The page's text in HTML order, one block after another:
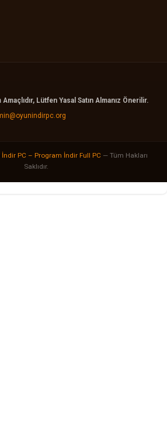
Lütfen Yasal Satın Almanız Önerilir.
İndir PC – Program İndir Full PC — Tüm Hakları
Saklıdır.